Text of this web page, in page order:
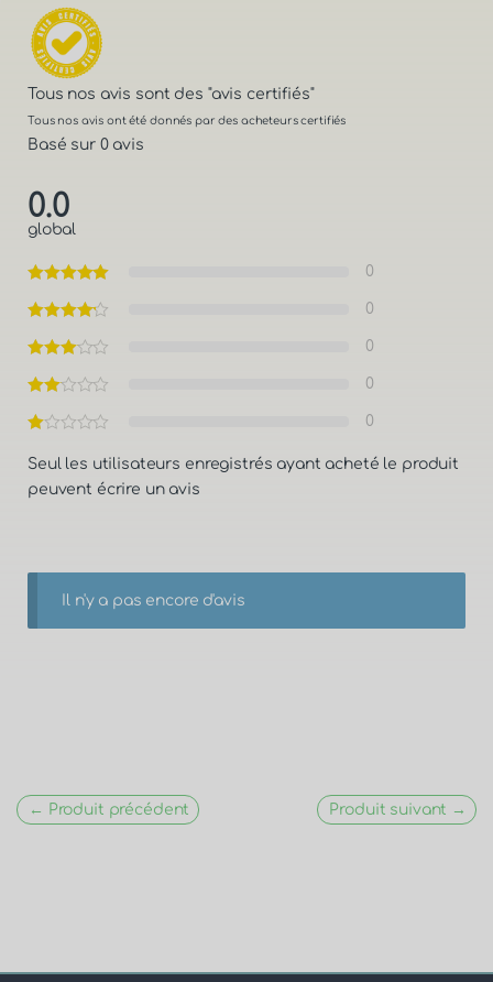
Tous nos avis sont des "avis certifiés"
Tous nos avis ont été donnés par des acheteurs certifiés
Basé sur 0 avis
0.0
global
0
0
0
0
0
Seul les utilisateurs enregistrés ayant acheté le produit
peuvent écrire un avis
Il n'y a pas encore d'avis
← Produit précédent Produit suivant →